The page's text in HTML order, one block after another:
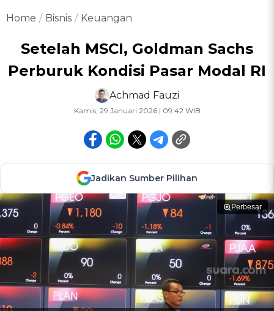
Home Bisnis Keuangan
Setelah MSCI, Goldman Sachs
Perburuk Kondisi Pasar Modal RI
Achmad Fauzi
Kamis, 29 Januari 2026 | 09:42 WIB
Jadikan Sumber Pilihan
Perbesar